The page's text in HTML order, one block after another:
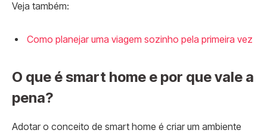
Veja também:
Como planejar uma viagem sozinho pela primeira vez
O que é smart home e por que vale a
pena?
Adotar o conceito de smart home é criar um ambiente